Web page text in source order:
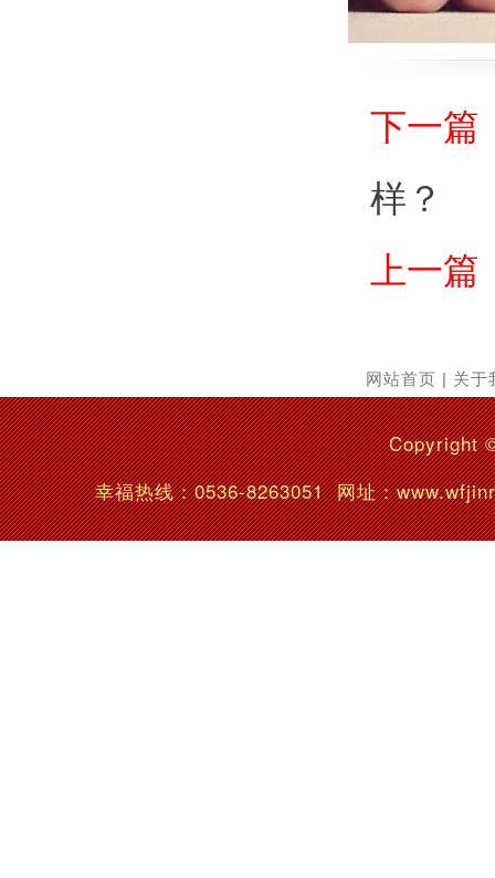
下一
样？
上一
网站首页 | 关于
Copyright
幸福热线：0536-8263051网址：